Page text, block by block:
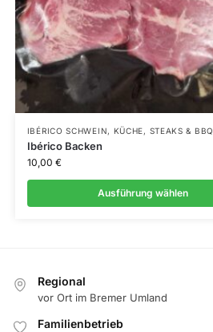
IBÉRICO SCHWEIN, KÜCHE, STEAKS & BBQ
Ibérico Backen
10,00 €
Ausführung wählen
Regional
vor Ort im Bremer Umland
Familienbetrieb